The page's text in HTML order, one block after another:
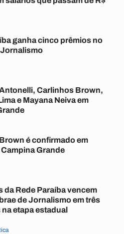
ganha cinco prêmios no
Carlinhos Brown,
e Mayana Neiva em
é confirmado em
Grande
da Rede Paraíba vencem
de Jornalismo em três
etapa estadual